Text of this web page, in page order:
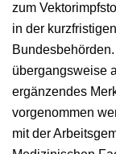
zum
in der
übergangsweise
ergänzendes
vorgenommen
mit der